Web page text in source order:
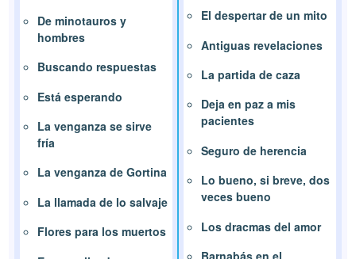
De minotauros y
hombres
Buscando respuestas
Está esperando
La venganza se sirve
fría
La venganza de Gortina
La llamada de lo salvaje
Flores para los muertos
El despertar de un mito
Antiguas revelaciones
La partida de caza
Deja en paz a mis
pacientes
Seguro de herencia
Lo bueno, si breve, dos
veces bueno
Los dracmas del amor
Barnabás en el